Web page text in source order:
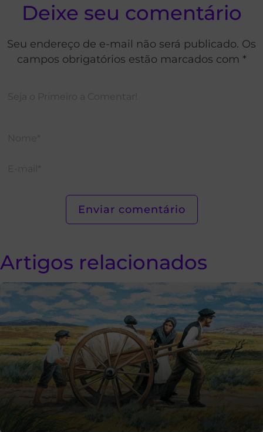
Deixe seu comentário
Seu endereço de e-mail não será publicado. Os
campos obrigatórios estão marcados com *
Artigos relacionados